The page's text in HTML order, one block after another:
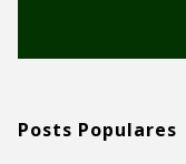
Posts Populares